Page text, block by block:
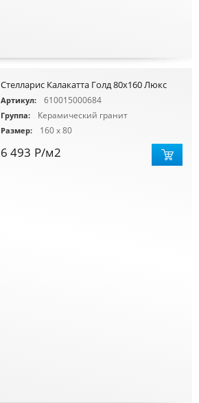
Стелларис Калакатта Голд 80х160 Люкс
Артикул: 610015000684
Группа: Керамический гранит
Размер: 160 x 80
6 493 Р/м2